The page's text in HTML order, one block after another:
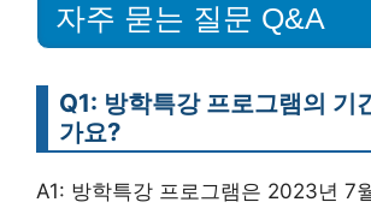
자주 묻는 질문 Q&A
Q1: 방학특강 프로그램의 기
가요?
A1: 방학특강 프로그램은 2023년 7